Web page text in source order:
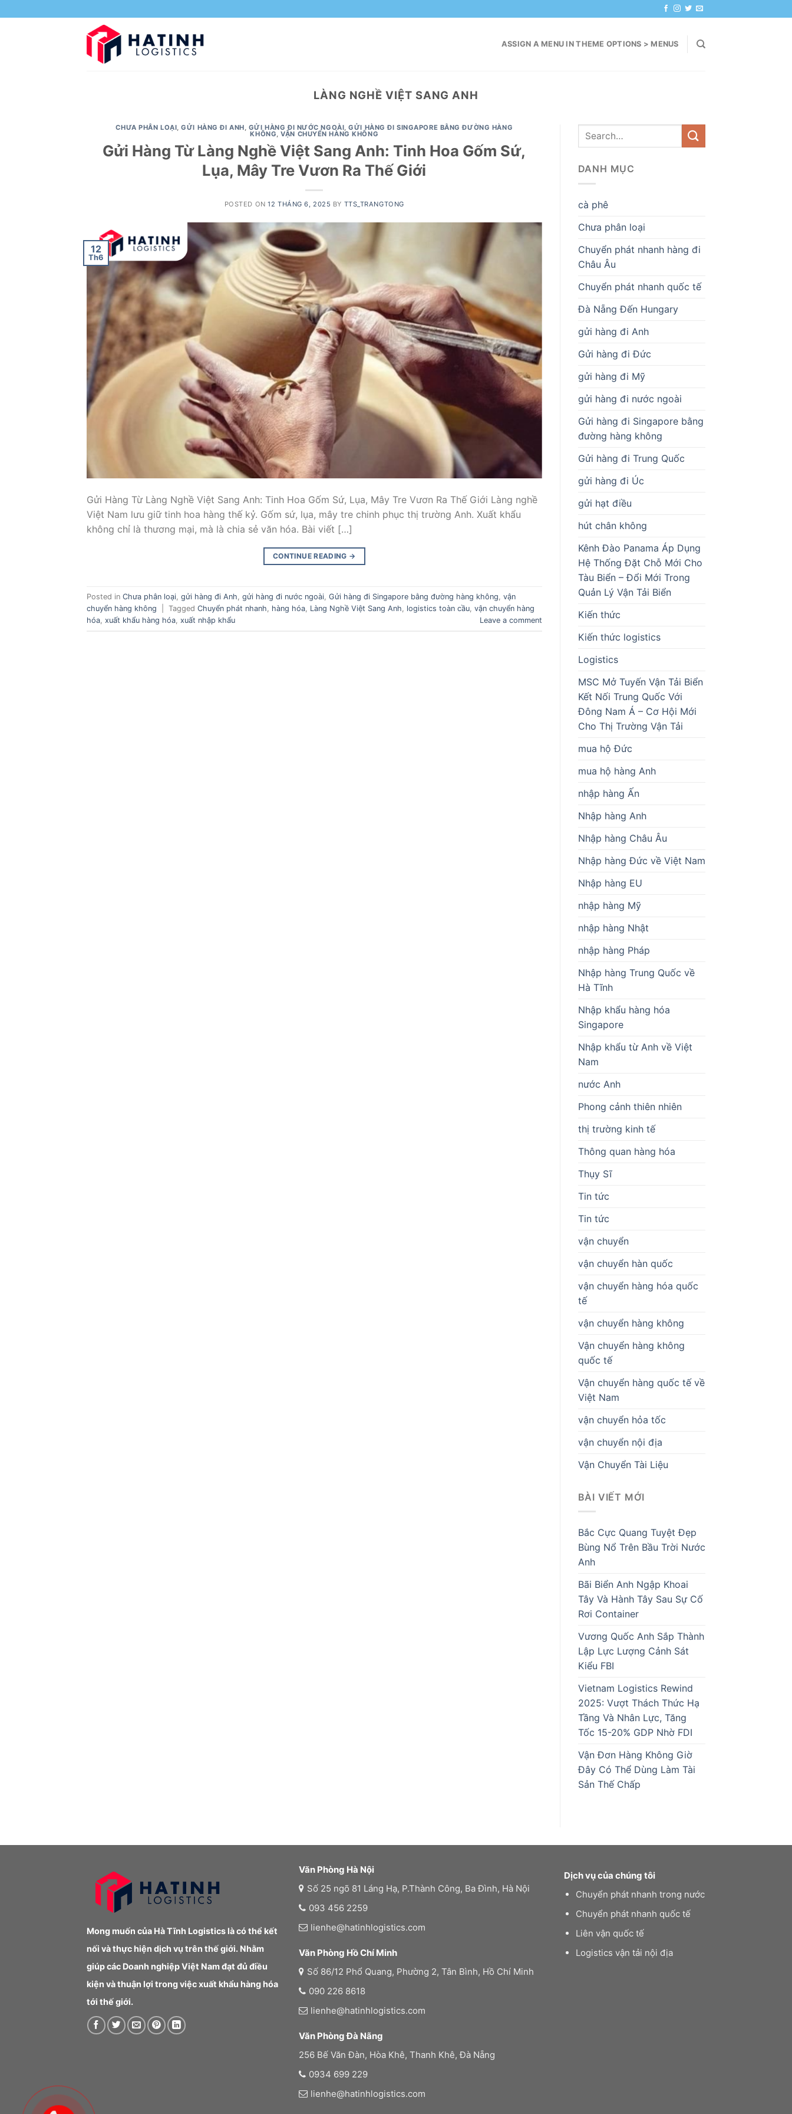
to
ASSIGN A MENU IN THEME OPTIONS > MENUS
LÀNG NGHỀ VIỆT SANG ANH
CHƯA PHÂN LOẠI,GỬI HÀNG ĐI ANH, GỬI HÀNG ĐI NƯỚC NGOÀI,GỬI HÀNG ĐI SINGAPORE BẰNG ĐƯỜNG HÀNG
KHÔNG,VẬN CHUYỂN HÀNG KHÔNG
Gửi Hàng Từ Làng Nghề Việt Sang Anh: Tinh Hoa Gốm Sứ,
Lụa, Mây Tre Vươn Ra Thế Giới
POSTED ON12 THÁNG 6, 2025 BY TTS_TRANGTONG
12
Th6
Gửi Hàng Từ Làng Nghề Việt Sang Anh: Tinh Hoa Gốm Sứ, Lụa, Mây Tre Vươn Ra Thế Giới Làng nghề
Việt Nam lưu giữ tinh hoa hàng thế kỷ. Gốm sứ, lụa, mây tre chinh phục thị trường Anh. Xuất khẩu
không chỉ là thương mại, mà là chia sẻ văn hóa. Bài viết […]
CONTINUE READING →
Posted in Chưa phân loại gửi hàng đi Anh gửi hàng đi nước ngoài Gửi hàng đi Singapore bằng đường hàng không vận
chuyển hàng không
Tagged Chuyển phát nhanh hàng hóa Làng Nghề Việt Sang Anh logistics toàn cầu vận chuyển hàng
hóa xuất khẩu hàng hóa xuất nhập khẩu Leave a comment
DANH MỤC
cà phê
Chưa phân loại
Chuyển phát nhanh hàng đi
Châu Âu
Chuyển phát nhanh quốc tế
Đà Nẵng Đến Hungary
gửi hàng đi Anh
Gửi hàng đi Đức
gửi hàng đi Mỹ
gửi hàng đi nước ngoài
Gửi hàng đi Singapore bằng
đường hàng không
Gửi hàng đi Trung Quốc
gửi hàng đi Úc
gửi hạt điều
hút chân không
Kênh Đào Panama Áp Dụng
Hệ Thống Đặt Chỗ Mới Cho
Tàu Biển – Đổi Mới Trong
Quản Lý Vận Tải Biển
Kiến thức
Kiến thức logistics
Logistics
MSC Mở Tuyến Vận Tải Biển
Kết Nối Trung Quốc Với
Đông Nam Á – Cơ Hội Mới
Cho Thị Trường Vận Tải
mua hộ Đức
mua hộ hàng Anh
nhập hàng Ấn
Nhập hàng Anh
Nhập hàng Châu Âu
Nhập hàng Đức về Việt Nam
Nhập hàng EU
nhập hàng Mỹ
nhập hàng Nhật
nhập hàng Pháp
Nhập hàng Trung Quốc về
Hà Tĩnh
Nhập khẩu hàng hóa
Singapore
Nhập khẩu từ Anh về Việt
Nam
nước Anh
Phong cảnh thiên nhiên
thị trường kinh tế
Thông quan hàng hóa
Thụy Sĩ
Tin tức
Tin tức
vận chuyển
vận chuyển hàn quốc
vận chuyển hàng hóa quốc
tế
vận chuyển hàng không
Vận chuyển hàng không
quốc tế
Vận chuyển hàng quốc tế về
Việt Nam
vận chuyển hỏa tốc
vận chuyển nội địa
Vận Chuyển Tài Liệu
BÀI VIẾT MỚI
Bắc Cực Quang Tuyệt Đẹp
Bùng Nổ Trên Bầu Trời Nước
Anh
Bãi Biển Anh Ngập Khoai
Tây Và Hành Tây Sau Sự Cố
Rơi Container
Vương Quốc Anh Sắp Thành
Lập Lực Lượng Cảnh Sát
Kiểu FBI
Vietnam Logistics Rewind
2025: Vượt Thách Thức Hạ
Tầng Và Nhân Lực, Tăng
Tốc 15-20% GDP Nhờ FDI
Vận Đơn Hàng Không Giờ
Đây Có Thể Dùng Làm Tài
Sản Thế Chấp
Mong muốn của Hà Tĩnh Logistics là có thể kết
nối và thực hiện dịch vụ trên thế giới. Nhằm
giúp các Doanh nghiệp Việt Nam đạt đủ điều
kiện và thuận lợi trong việc xuất khẩu hàng hóa
tới thế giới.
Văn Phòng Hà Nội
Số 25 ngõ 81 Láng Hạ, P.Thành Công, Ba Đình, Hà Nội
093 456 2259
lienhe@hatinhlogistics.com
Văn Phòng Hồ Chí Minh
Số 86/12 Phổ Quang, Phường 2, Tân Bình, Hồ Chí Minh
090 226 8618
lienhe@hatinhlogistics.com
Văn Phòng Đà Nãng
256 Bế Văn Đàn, Hòa Khê, Thanh Khê, Đà Nẵng
0934 699 229
lienhe@hatinhlogistics.com
Dịch vụ của chúng tôi
Chuyển phát nhanh trong nước
Chuyển phát nhanh quốc tế
Liên vận quốc tế
Logistics vận tải nội địa